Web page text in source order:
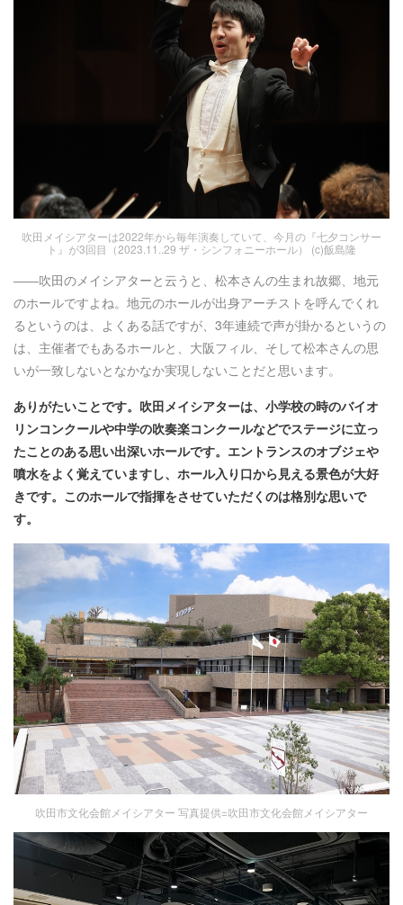
吹田メイシアターは2022年から毎年演奏していて、今月の『七夕コンサー
ト』が3回目（2023.11..29 ザ・シンフォニーホール） (c)飯島隆
――吹田のメイシアターと云うと、松本さんの生まれ故郷、地元
のホールですよね。地元のホールが出身アーチストを呼んでくれ
るというのは、よくある話ですが、3年連続で声が掛かるというの
は、主催者でもあるホールと、大阪フィル、そして松本さんの思
いが一致しないとなかなか実現しないことだと思います。
ありがたいことです。吹田メイシアターは、小学校の時のバイオ
リンコンクールや中学の吹奏楽コンクールなどでステージに立っ
たことのある思い出深いホールです。エントランスのオブジェや
噴水をよく覚えていますし、ホール入り口から見える景色が大好
きです。このホールで指揮をさせていただくのは格別な思いで
す。
吹田市文化会館メイシアター 写真提供=吹田市文化会館メイシアター